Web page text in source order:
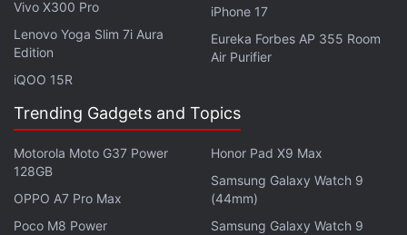
और लोकप्रियमोबाइल
एक्सक्लूसिव ऑफर के लिए गैजेट्स 360
हमेंगूगल समाचारपर फॉलो करें।
ये भी पढ़े: Amazon,Microsoft Xbox controller,Snake, Bengaluru
Vivo X300 Pro
Lenovo Yoga Slim 7i Aura
Edition
iQOO 15R
iPhone 17
Eureka Forbes AP 355 Room
Air Purifier
Trending Gadgets and Topics
Motorola Moto G37 Power
128GB
OPPO A7 Pro Max
Poco M8 Power
Honor Pad X9 Max
Samsung Galaxy Watch 9
(44mm)
Samsung Galaxy Watch 9